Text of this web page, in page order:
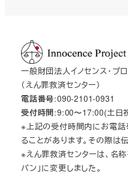
一般財団法人イノセンス・プロ
（えん罪救済センター）
電話番号:090-2101-0931
受付時間:9:00〜17:00(土日
※上記の受付時間内にお電
ることがあります。その際は
※えん罪救済センターは、名称
パン」に変更しました。